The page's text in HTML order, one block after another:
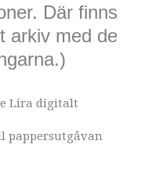
Där finns
arkiv med de
Lira digitalt
pappersutgåvan